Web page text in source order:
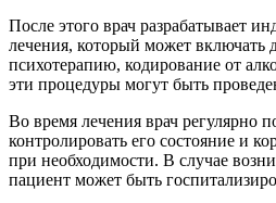
После этого врач разрабатывает
лечения, который может включать
психотерапию, кодирование от
эти процедуры могут быть
Во время лечения врач регулярно
контролировать его состояние и
при необходимости. В случае
пациент может быть